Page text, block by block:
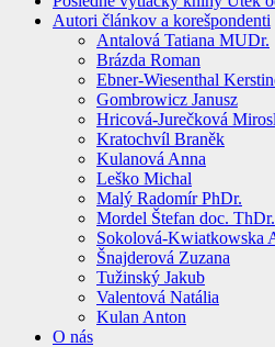
Autori článkov a korešpondenti
Antalová Tatiana MUDr.
Brázda Roman
Ebner-Wiesenthal
Gombrowicz Janusz
Hricová-Jurečková
Kratochvíl Braněk
Kulanová Anna
Leško Michal
Malý Radomír PhDr.
Mordel Štefan doc.
Sokolová-Kwiatkowska
Šnajderová Zuzana
Tužinský Jakub
Valentová Natália
Kulan Anton
O nás